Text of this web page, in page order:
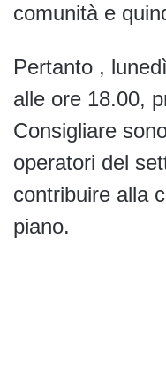
comunità e
Pertanto ,
alle ore 18.00,
Consigliare
operatori del
contribuire alla
piano.